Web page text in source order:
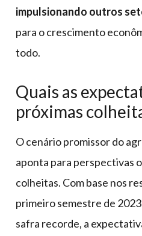
impulsionando outros
para o crescimento
todo.
Quais as
próximas
O cenário promissor do
aponta para perspectivas
colheitas. Com base nos
primeiro semestre de
safra recorde, a